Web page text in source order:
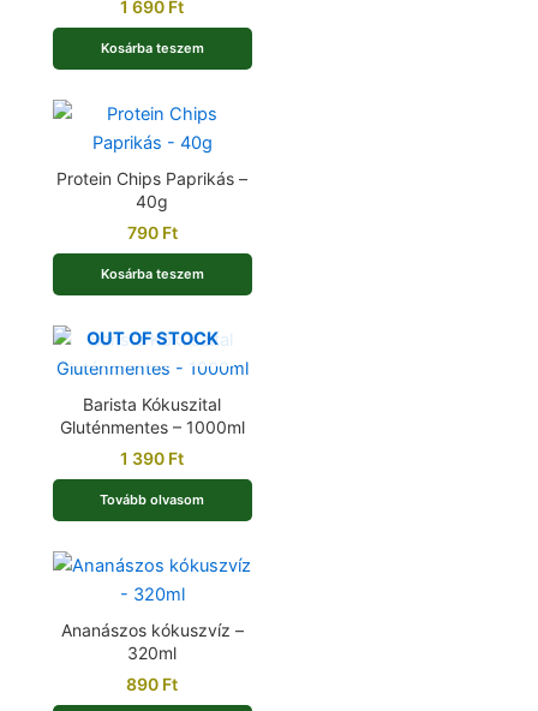
1 690 Ft
Kosárba teszem
Protein Chips Paprikás –
40g
790 Ft
Kosárba teszem
OUT OF STOCK
Barista Kókuszital
Gluténmentes – 1000ml
1 390 Ft
Tovább olvasom
Ananászos kókuszvíz –
320ml
890 Ft